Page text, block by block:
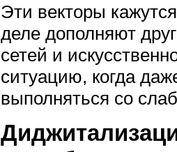
Эти векторы
деле дополняют
сетей и
ситуацию, когда
выполняться со